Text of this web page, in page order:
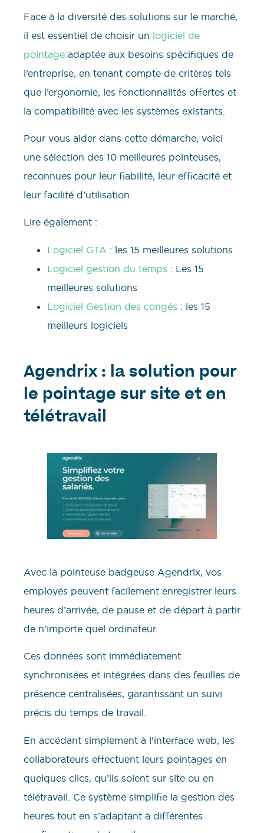
Face à la diversité des solutions sur le marché,
il est essentiel de choisir un logiciel de
pointage adaptée aux besoins spécifiques de
l’entreprise, en tenant compte de critères tels
que l’ergonomie, les fonctionnalités offertes et
la compatibilité avec les systèmes existants.
Pour vous aider dans cette démarche, voici
une sélection des 10 meilleures pointeuses,
reconnues pour leur fiabilité, leur efficacité et
leur facilité d’utilisation.
Lire également :
Logiciel GTA : les 15 meilleures solutions
Logiciel gestion du temps : Les 15
meilleures solutions
Logiciel Gestion des congés : les 15
meilleurs logiciels
Agendrix : la solution pour
le pointage sur site et en
télétravail
Avec la pointeuse badgeuse Agendrix, vos
employés peuvent facilement enregistrer leurs
heures d’arrivée, de pause et de départ à partir
de n’importe quel ordinateur.
Ces données sont immédiatement
synchronisées et intégrées dans des feuilles de
présence centralisées, garantissant un suivi
précis du temps de travail.
En accédant simplement à l’interface web, les
collaborateurs effectuent leurs pointages en
quelques clics, qu’ils soient sur site ou en
télétravail. Ce système simplifie la gestion des
heures tout en s’adaptant à différentes